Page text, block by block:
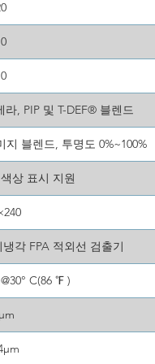
, PIP 및 T-DEF® 블렌드
블렌드, 투명도 0%~100%
상 표시 지원
각 FPA 적외선 검출기
C(86 ℉ )